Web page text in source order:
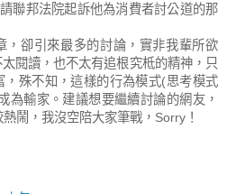
聯邦法院起訴他為消費者討公道的那
，卻引來最多的討論，實非我輩所欲
閱讀，也不太有追根究柢的精神，只
，殊不知，這樣的行為模式(思考模式
為輸家。建議想要繼續討論的網友，
鬧，我沒空陪大家筆戰，Sorry！